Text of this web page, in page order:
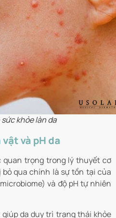
khỏe làn da
và pH da
trọng trong lý thuyết cơ
qua chính là sự tồn tại của
và độ pH tự nhiên
da duy trì trạng thái khỏe